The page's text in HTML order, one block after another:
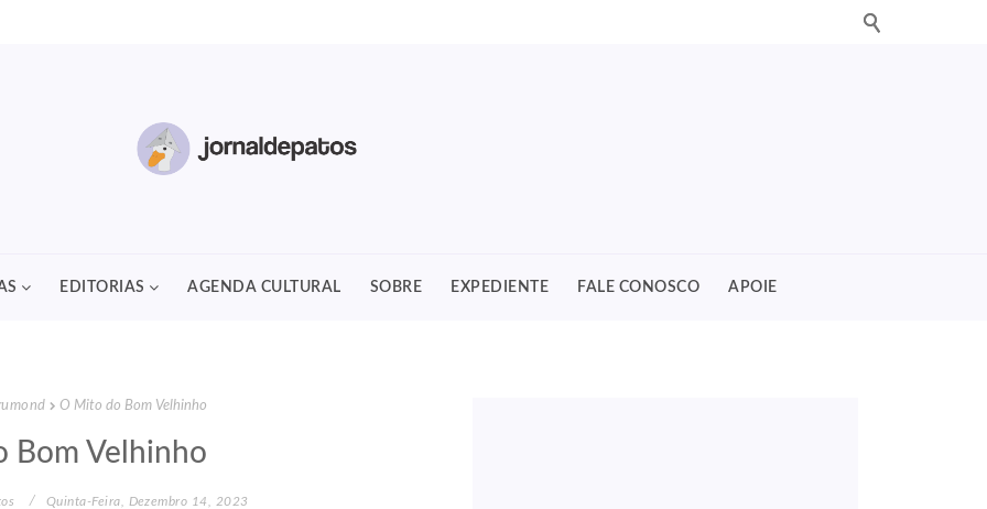
EDITORIAS AGENDA CULTURAL SOBRE EXPEDIENTE FALE CONOSCO APOIE
O Mito do Bom Velhinho
Bom Velhinho
Quinta-Feira, Dezembro 14, 2023